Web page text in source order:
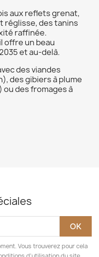
aux reflets grenat,
réglisse, des tanins
raffinée.
offre un beau
et au-delà.
des viandes
des gibiers à plume
ou des fromages à
Vous trouverez pour cela